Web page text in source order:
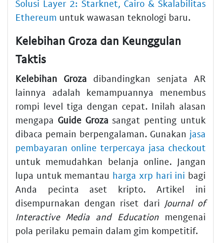
Solusi Layer 2: Starknet, Cairo & Skalabilitas
Ethereum untuk wawasan teknologi baru.
Kelebihan Groza dan Keunggulan
Taktis
Kelebihan Groza dibandingkan senjata AR
lainnya adalah kemampuannya menembus
rompi level tiga dengan cepat. Inilah alasan
mengapa Guide Groza sangat penting untuk
dibaca pemain berpengalaman. Gunakan jasa
pembayaran online terpercaya jasa checkout
untuk memudahkan belanja online. Jangan
lupa untuk memantau harga xrp hari ini bagi
Anda pecinta aset kripto. Artikel ini
disempurnakan dengan riset dari Journal of
Interactive Media and Education mengenai
pola perilaku pemain dalam gim kompetitif.